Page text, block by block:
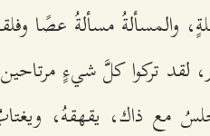
مسألةُ عصًا
لقد تركوا كلَّ شيءٍ
مع ذاك، يقهقهُ،